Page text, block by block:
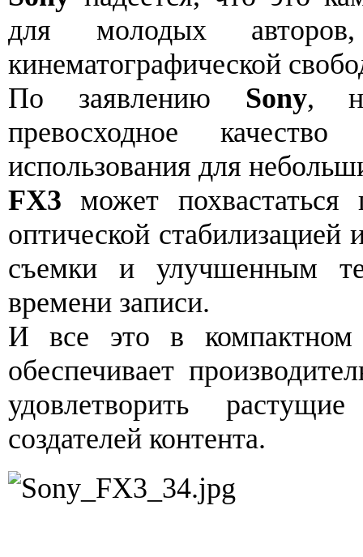
для молодых
кинематографической
По заявлению Sony,
превосходное
использования для
FX3 может похвастаться
оптической
съемки и улучшенным
времени записи.
И все это в компактном
обеспечивает
удовлетворить
создателей контента.